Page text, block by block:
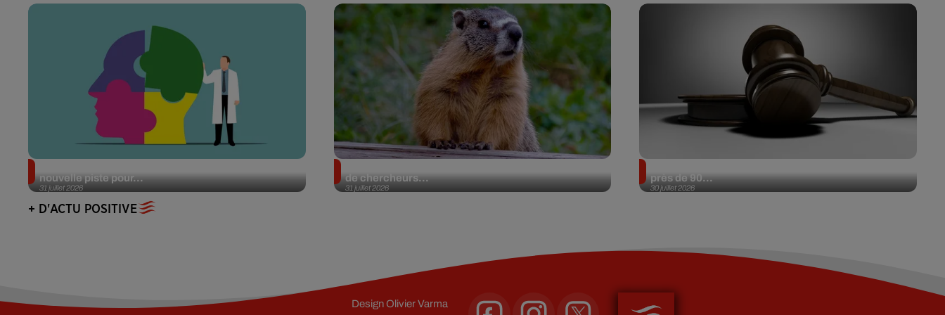
31 juillet 2026
nouvelle piste pour...
31 juillet 2026
de chercheurs...
30 juillet 2026
près de 90...
+ D'ACTU POSITIVE
DesignOlivier Varma